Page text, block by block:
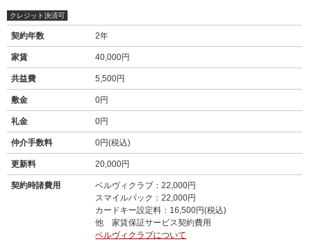
クレジット決済可
契約年数 2年
家賃 40,000円
共益費 5,500円
敷金 0円
礼金 0円
仲介手数料 0円(税込)
更新料 20,000円
契約時諸費用
ベルヴィクラブ：22,000円
スマイルパック：22,000円
カードキー設定料：16,500円(税込)
他 家賃保証サービス契約費用
ベルヴィクラブについて